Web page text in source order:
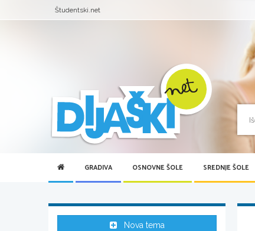
Študentski.net
GRADIVA OSNOVNE ŠOLE SREDNJE ŠOLE
Nova tema